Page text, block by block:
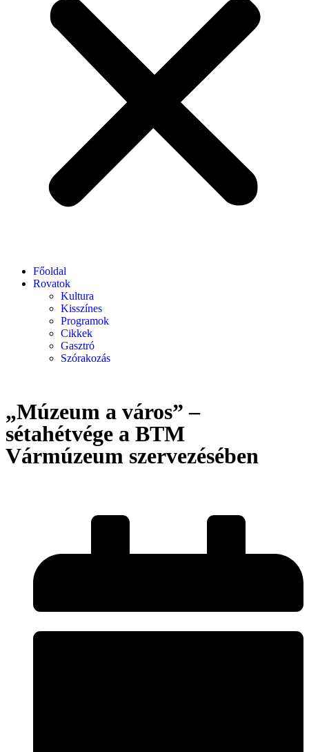
Főoldal
Rovatok
Kultura
Kisszínes
Programok
Cikkek
Gasztró
Szórakozás
„Múzeum a város” –
sétahétvége a BTM
Vármúzeum szervezésében